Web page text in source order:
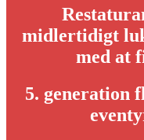
midlertidigt
med at
5. generation